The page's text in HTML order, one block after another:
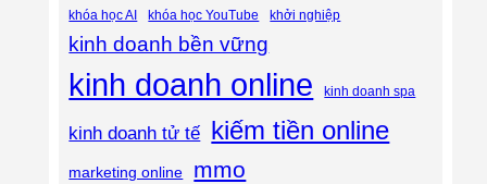
khóa học AI khóa học YouTube khởi nghiệp
kinh doanh bền vững
kinh doanh online kinh doanh spa
kinh doanh tử tế kiếm tiền online
marketing online mmo